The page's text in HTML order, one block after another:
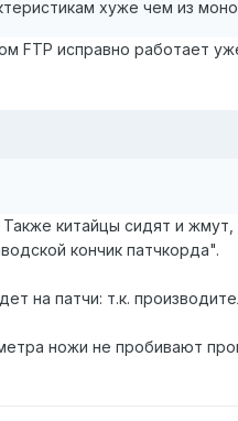
хуже чем из
FTP исправно работает
китайцы сидят и
кончик патчкорда".
на патчи: т.к.
ножи не пробивают